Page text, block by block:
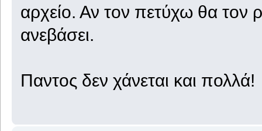
αρχείο. Αν τον πετύχω θα
ανεβάσει.
Παντος δεν χάνεται και